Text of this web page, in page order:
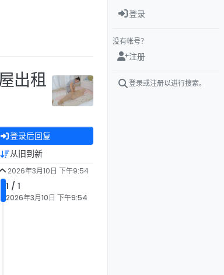
出租
登录后回复
从旧到新
2026年3月10日 下午9:54
1 / 1
2026年3月10日 下午9:54
登录
没有帐号？
注册
登录或注册以进行搜索。